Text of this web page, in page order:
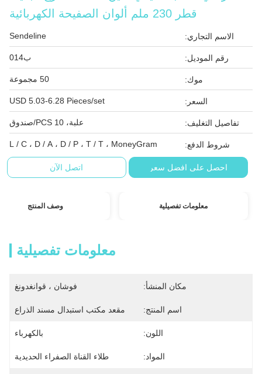
قطر 230 ملم ألوان الصفيحة الكهربائية
الاسم التجاري: Sendeline
رقم الموديل: ب014
موك: 50 مجموعة
السعر: USD 5.03-6.28 Pieces/set
تفاصيل التغليف: علبة، 10 PCS/صندوق
شروط الدفع: L / C ، D / A ، D / P ، T / T ، MoneyGram
احصل على افضل سعر اتصل الآن
معلومات تفصيلية وصف المنتج
معلومات تفصيلية
مكان المنشأ: فوشان ، قوانغدونغ
اسم المنتج: مقعد مكتب استبدال مسند الذراع
اللون: بالكهرباء
المواد: طلاء القناة الصفراء الحديدية